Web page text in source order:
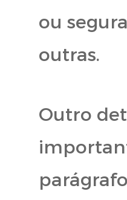
ou
outras.
Outro